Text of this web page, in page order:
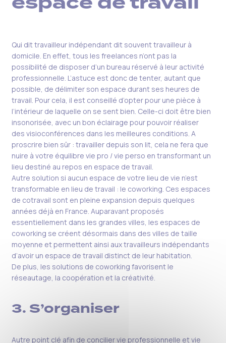
Qui dit travailleur indépendant dit souvent travailleur à
domicile. En effet, tous les freelances n’ont pas la
possibilité de disposer d’un bureau réservé à leur activité
professionnelle. L’astuce est donc de tenter, autant que
possible, de délimiter son espace durant ses heures de
travail. Pour cela, il est conseillé d’opter pour une pièce à
l’intérieur de laquelle on se sent bien. Celle-ci doit être bien
insonorisée, avec un bon éclairage pour pouvoir réaliser
des visioconférences dans les meilleures conditions. A
proscrire bien sûr : travailler depuis son lit, cela ne fera que
nuire à votre équilibre vie pro / vie perso en transformant un
lieu destiné au repos en espace de travail.
Autre solution si aucun espace de votre lieu de vie n’est
transformable en lieu de travail : le coworking. Ces espaces
de cotravail sont en pleine expansion depuis quelques
années déjà en France. Auparavant proposés
essentiellement dans les grandes villes, les espaces de
coworking se créent désormais dans des villes de taille
moyenne et permettent ainsi aux travailleurs indépendants
d’avoir un espace de travail distinct de leur habitation.
De plus, les solutions de coworking favorisent le
réseautage, la coopération et la créativité.
3. S’organiser
Autre point clé afin de concilier vie professionnelle et vie